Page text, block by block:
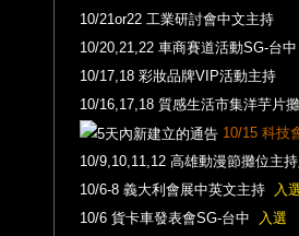
10/21or22 工業研討會中文主持
10/20,21,22 車商賽道活動SG-台中
10/17,18 彩妝品牌VIP活動主持
10/16,17,18 質感生活市集洋芋片
10/15 科技
10/9,10,11,12 高雄動漫節攤位主
10/6-8 義大利會展中英文主持
入
10/6 貨卡車發表會SG-台中
入選